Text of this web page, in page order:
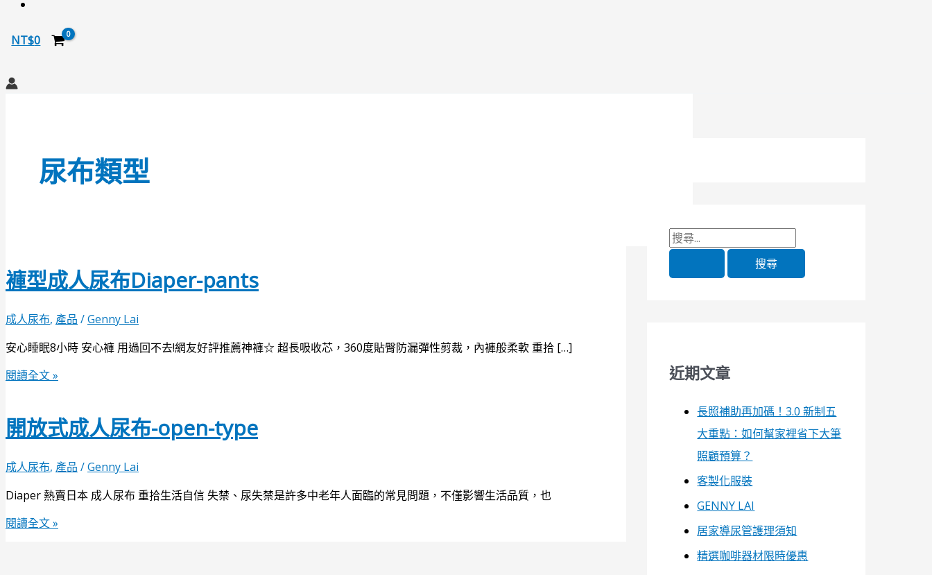
NT$0
尋
尿布類型
褲型成人尿布Diaper-pants
成人尿布, 產品 /Genny Lai
安心睡眠8小時 安心褲 用過回不去!網友好評推薦神褲☆ 超長吸收芯，360度貼臀防漏彈性剪裁，內褲般柔軟 重拾 […]
閱讀全文 »
開放式成人尿布-open-type
成人尿布, 產品 /Genny Lai
Diaper 熱賣日本 成人尿布 重拾生活自信 失禁、尿失禁是許多中老年人面臨的常見問題，不僅影響生活品質，也
閱讀全文 »
近期文章
長照補助再加碼！3.0 新制五
大重點：如何幫家裡省下大筆
照顧預算？
客製化服裝
GENNY LAI
居家導尿管護理須知
精選咖啡器材限時優惠